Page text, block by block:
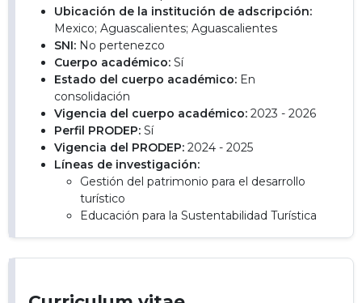
Ubicación de la institución de adscripción:
Mexico; Aguascalientes; Aguascalientes
SNI: No pertenezco
Cuerpo académico: Sí
Estado del cuerpo académico: En
consolidación
Vigencia del cuerpo académico: 2023 - 2026
Perfil PRODEP: Sí
Vigencia del PRODEP: 2024 - 2025
Líneas de investigación:
Gestión del patrimonio para el desarrollo
turístico
Educación para la Sustentabilidad Turística